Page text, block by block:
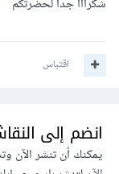
وتُمكنك من
مشكلات الأجهزة
اقتباس
انضم إلى
يمكنك أن تنشر الآن